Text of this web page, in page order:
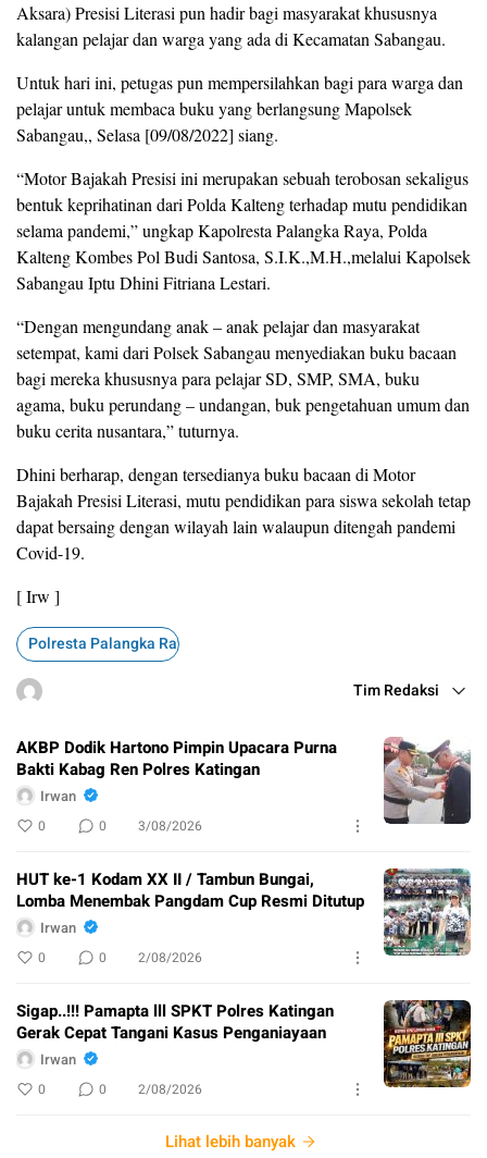
Aksara) Presisi Literasi pun hadir bagi masyarakat khususnya
kalangan pelajar dan warga yang ada di Kecamatan Sabangau.
Untuk hari ini, petugas pun mempersilahkan bagi para warga dan
pelajar untuk membaca buku yang berlangsung Mapolsek
Sabangau,, Selasa [09/08/2022] siang.
“Motor Bajakah Presisi ini merupakan sebuah terobosan sekaligus
bentuk keprihatinan dari Polda Kalteng terhadap mutu pendidikan
selama pandemi,” ungkap Kapolresta Palangka Raya, Polda
Kalteng Kombes Pol Budi Santosa, S.I.K.,M.H.,melalui Kapolsek
Sabangau Iptu Dhini Fitriana Lestari.
“Dengan mengundang anak – anak pelajar dan masyarakat
setempat, kami dari Polsek Sabangau menyediakan buku bacaan
bagi mereka khususnya para pelajar SD, SMP, SMA, buku
agama, buku perundang – undangan, buk pengetahuan umum dan
buku cerita nusantara,” tuturnya.
Dhini berharap, dengan tersedianya buku bacaan di Motor
Bajakah Presisi Literasi, mutu pendidikan para siswa sekolah tetap
dapat bersaing dengan wilayah lain walaupun ditengah pandemi
Covid-19.
[ Irw ]
Polresta Palangka Raya
Tim Redaksi
AKBP Dodik Hartono Pimpin Upacara Purna
Bakti Kabag Ren Polres Katingan
Irwan
0 0 3/08/2026
HUT ke-1 Kodam XX II / Tambun Bungai,
Lomba Menembak Pangdam Cup Resmi Ditutup
Irwan
0 0 2/08/2026
Sigap..!!! Pamapta lll SPKT Polres Katingan
Gerak Cepat Tangani Kasus Penganiayaan
Irwan
0 0 2/08/2026
Lihat lebih banyak